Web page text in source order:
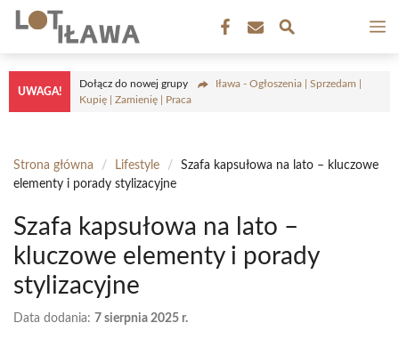
Przejdź
treści
UWAGA!
Dołącz do nowej grupy
Iława - Ogłoszenia | Sprzedam |
Kupię | Zamienię | Praca
Strona główna / Lifestyle /
Szafa kapsułowa na lato – kluczowe
elementy i porady stylizacyjne
Szafa kapsułowa na lato –
kluczowe elementy i porady
stylizacyjne
Data dodania: 7 sierpnia 2025 r.